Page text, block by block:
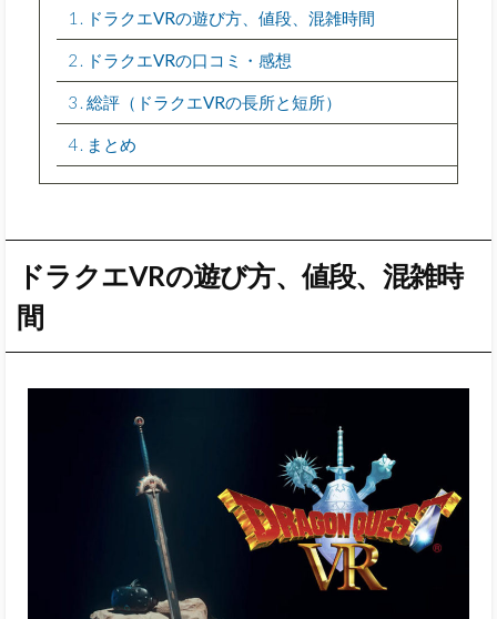
1 ドラクエVRの遊び方、値段、混雑時間
2 ドラクエVRの口コミ・感想
3 総評（ドラクエVRの長所と短所）
4 まとめ
ドラクエVRの遊び方、値段、混雑時
間